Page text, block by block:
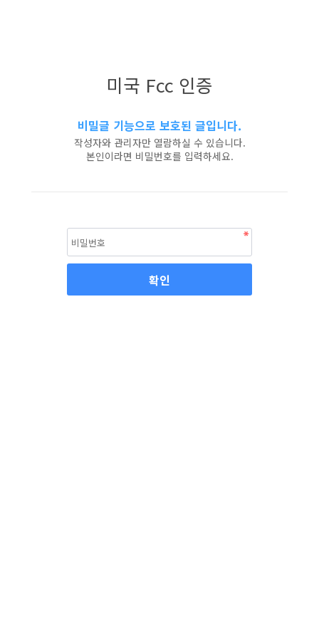
미국 Fcc 인증
비밀글 기능으로 보호된 글입니다.
작성자와 관리자만 열람하실 수 있습니다.
본인이라면 비밀번호를 입력하세요.